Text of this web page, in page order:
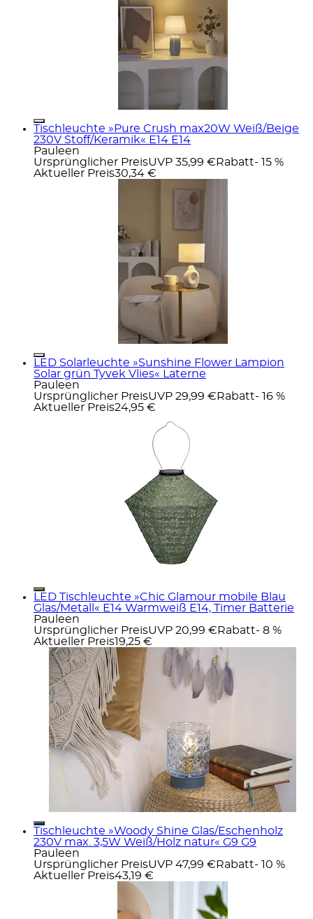
Tischleuchte »Pure Crush max20W Weiß/Beige
230V Stoff/Keramik« E14 E14
Pauleen
Ursprünglicher PreisUVP 35,99 € Rabatt- 15 %
Aktueller Preis30,34 €
LED Solarleuchte »Sunshine Flower Lampion
Solar grün Tyvek Vlies« Laterne
Pauleen
Ursprünglicher PreisUVP 29,99 € Rabatt- 16 %
Aktueller Preis24,95 €
LED Tischleuchte »Chic Glamour mobile Blau
Glas/Metall« E14 Warmweiß E14, Timer Batterie
Pauleen
Ursprünglicher PreisUVP 20,99 € Rabatt- 8 %
Aktueller Preis19,25 €
Tischleuchte »Woody Shine Glas/Eschenholz
230V max. 3,5W Weiß/Holz natur« G9 G9
Pauleen
Ursprünglicher PreisUVP 47,99 € Rabatt- 10 %
Aktueller Preis43,19 €